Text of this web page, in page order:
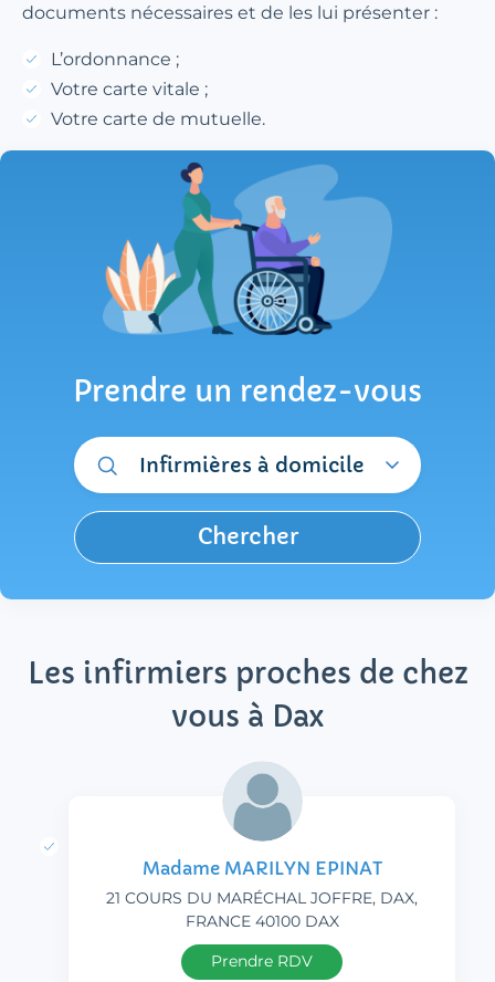
documents nécessaires et de les lui présenter :
L’ordonnance ;
Votre carte vitale ;
Votre carte de mutuelle.
Prendre un rendez-vous
Infirmières à domicile
Chercher
Les infirmiers proches de chez
vous à Dax
Madame MARILYN EPINAT
21 COURS DU MARÉCHAL JOFFRE, DAX,
FRANCE 40100 DAX
Prendre RDV